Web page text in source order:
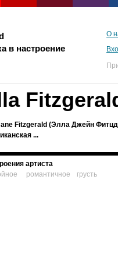
в настроение
О
Fitzgerald (Элла Джейн
...
артиста
романтичное грусть